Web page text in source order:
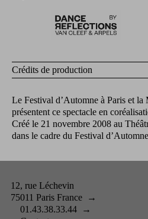
Crédits de production
Le Festival d’Automne à Paris et la
présentent ce spectacle en
Créé le 21 novembre 2008 au
dans le cadre du Festival
12, rue Léchevin
75011 Paris France →
01.43.38.33.44 →